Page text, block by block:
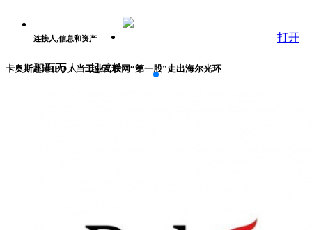
连接人,信息和资产
和百万人一起成长
打开
卡奥斯赴港IPO：当工业互联网“第一股”走出海尔光环